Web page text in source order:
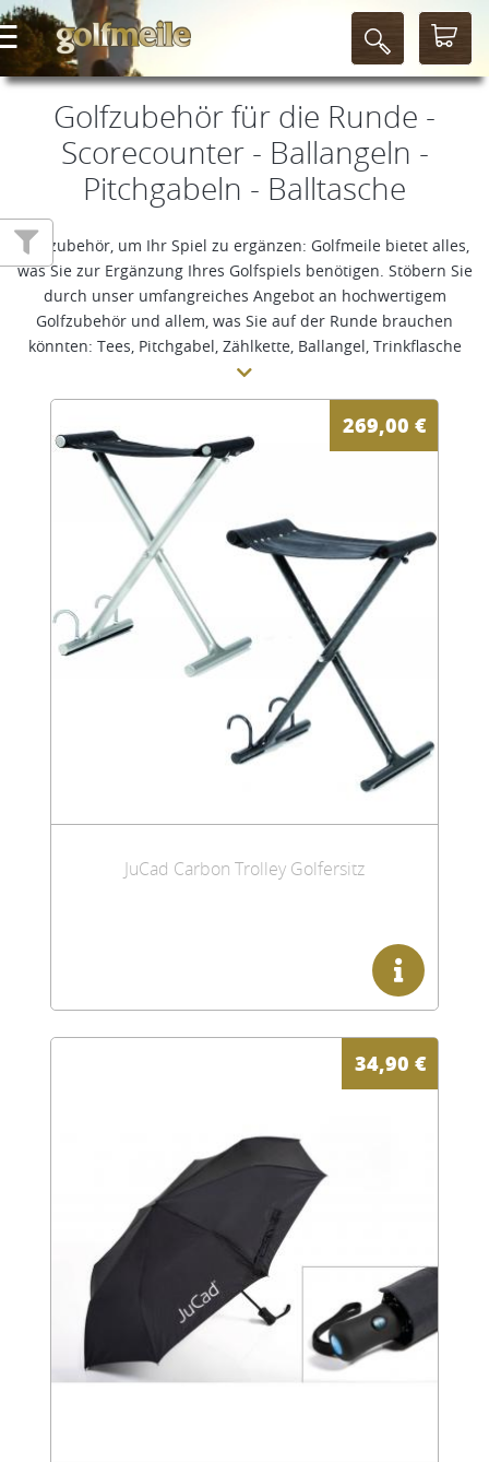
Golfzubehör für die Runde -
Scorecounter - Ballangeln -
Pitchgabeln - Balltasche
Golfzubehör, um Ihr Spiel zu ergänzen: Golfmeile bietet alles,
was Sie zur Ergänzung Ihres Golfspiels benötigen. Stöbern Sie
durch unser umfangreiches Angebot an hochwertigem
Golfzubehör und allem, was Sie auf der Runde brauchen
könnten: Tees, Pitchgabel, Zählkette, Ballangel, Trinkflasche
und vieles mehr.
269,00 €
JuCad Carbon Trolley Golfersitz
34,90 €